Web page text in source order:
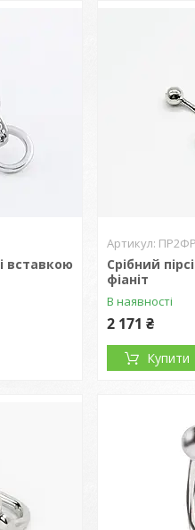
вставкою
Срібний
фіаніт
В наявності
2 171 ₴
Купити